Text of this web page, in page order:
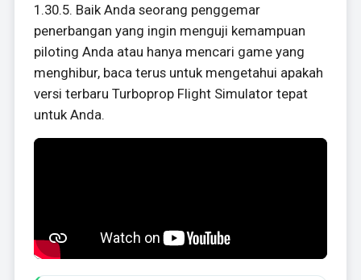
1.30.5. Baik Anda seorang penggemar
penerbangan yang ingin menguji kemampuan
piloting Anda atau hanya mencari game yang
menghibur, baca terus untuk mengetahui apakah
versi terbaru Turboprop Flight Simulator tepat
untuk Anda.